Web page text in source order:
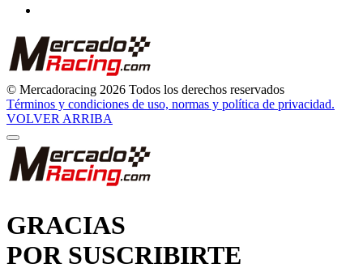
© Mercadoracing 2026 Todos los derechos reservados
Términos y condiciones de uso, normas y política de privacidad.
VOLVER ARRIBA
GRACIAS
POR SUSCRIBIRTE